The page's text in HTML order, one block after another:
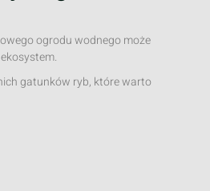
ogrodu wodnego może
gatunków ryb, które warto